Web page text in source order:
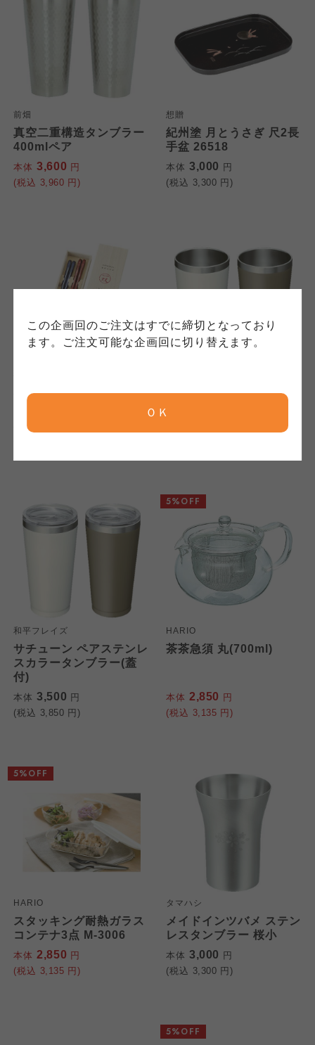
この企画回のご注文はすでに締切となっており
ます。ご注文可能な企画回に切り替えます。
ＯＫ
前畑
真空二重構造タンブラー
400mlペア
本体 3,600 円
(税込 3,960 円)
想贈
紀州塗 月とうさぎ 尺2長
手盆 26518
本体 3,000 円
(税込 3,300 円)
若狭塗 箸2膳 田園
本体
サチューン ペアステンレ
和平フレイズ
サチューン ペアステンレ
スカラータンブラー(蓋
付)
本体 3,500 円
(税込 3,850 円)
HARIO
茶茶急須 丸(700ml)
本体 2,850 円
(税込 3,135 円)
5%OFF
HARIO
スタッキング耐熱ガラス
コンテナ3点 M-3006
本体 2,850 円
(税込 3,135 円)
5%OFF
タマハシ
メイドインツバメ ステン
レスタンブラー 桜小
本体 3,000 円
(税込 3,300 円)
5%OFF
ご利用約款（ご利用規約・ご利
用規程）について
このサイトは7つの生協から業務委託を受けて、
投稿については、利用約款の細則として規定さ
れています。
コープしが
ならコープ
よどがわ市民生協
大阪いずみ市民生協
わかやま市民生協
個人情報保護方針について
このサイトは7つの生協から業務委託を受けて、
コープきんき事業連合が運営しています。お預
かりしている個人情報については、コープ事業
コープ事業連合、ならびに各生協の「個人情報
保護方針」については各生協のボタンをクリッ
クしてご確認ください。
コープしが
ならコープ
よどがわ市民生協
大阪いずみ市民生協
わかやま市民生協
特定商取引法に基づく表記につ
いて
このサイトは7つの生協から業務委託を受けて、
て」については各生協のボタンをクリックして
ご確認ください。
コープしが
ならコープ
よどがわ市民生協
大阪いずみ市民生協
わかやま市民生協